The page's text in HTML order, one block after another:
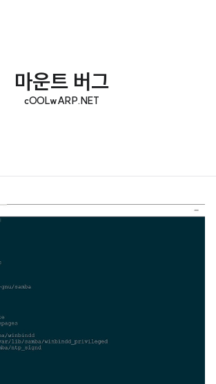
마운트 버그
cOOLwARP.NET